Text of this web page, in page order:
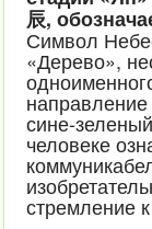
辰,
Символ
«Дерево»,
сине-
человеке
стремление